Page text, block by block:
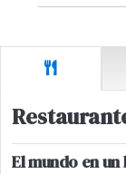
El mundo en un